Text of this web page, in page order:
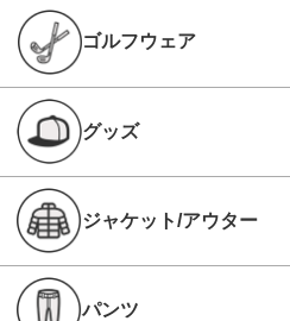
ゴルフウェア
グッズ
ジャケット/アウター
パンツ